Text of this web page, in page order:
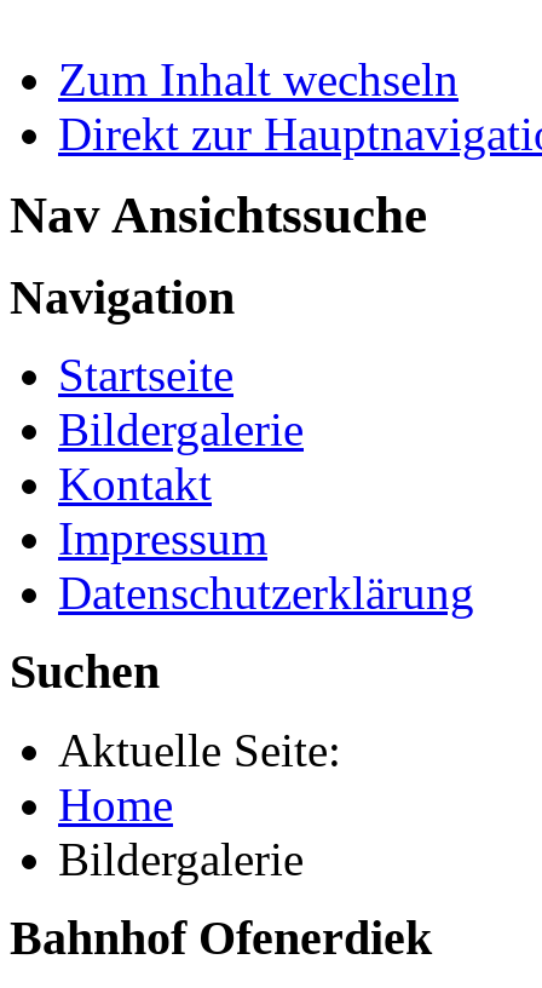
Zum Inhalt wechseln
Direkt zur
Nav Ansichtssuche
Navigation
Startseite
Bildergalerie
Kontakt
Impressum
Datenschutzerklärung
Suchen
Aktuelle Seite:
Home
Bildergalerie
Bahnhof Ofenerdiek